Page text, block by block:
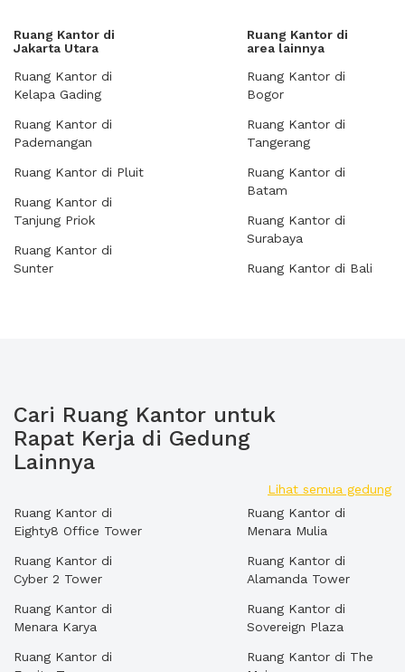
Ruang Kantor di
Jakarta Utara
Ruang Kantor di
Kelapa Gading
Ruang Kantor di
Pademangan
Ruang Kantor di Pluit
Ruang Kantor di
Tanjung Priok
Ruang Kantor di
Sunter
Ruang Kantor di
area lainnya
Ruang Kantor di
Bogor
Ruang Kantor di
Tangerang
Ruang Kantor di
Batam
Ruang Kantor di
Surabaya
Ruang Kantor di Bali
Cari Ruang Kantor untuk
Rapat Kerja di Gedung
Lainnya
Lihat semua gedung
Ruang Kantor di
Eighty8 Office Tower
Ruang Kantor di
Cyber 2 Tower
Ruang Kantor di
Menara Karya
Ruang Kantor di
Ruang Kantor di
Menara Mulia
Ruang Kantor di
Alamanda Tower
Ruang Kantor di
Sovereign Plaza
Ruang Kantor di The